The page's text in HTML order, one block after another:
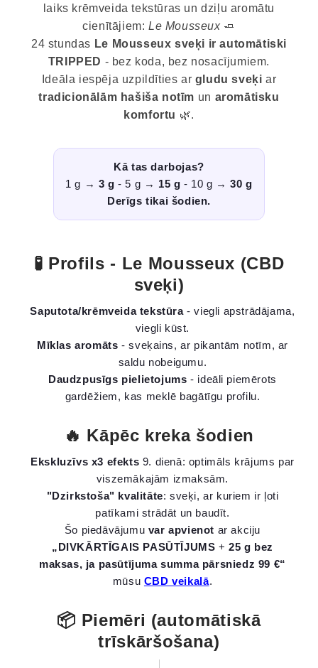
laiks krēmveida tekstūras un dziļu aromātu
cienītājiem: Le Mousseux🧈
24 stundas Le Mousseux sveķi ir automātiski
TRIPPED - bez koda, bez nosacījumiem.
Ideāla iespēja uzpildīties ar gludu sveķi ar
tradicionālām hašiša notīm un aromātisku
komfortu 🌿.
Kā tas darbojas?
1 g → 3 g - 5 g → 15 g - 10 g →30 g
Derīgs tikai šodien.
🧪 Profils - Le Mousseux (CBD
sveķi)
Saputota/krēmveida tekstūra- viegli apstrādājama,
viegli kūst.
Mīklas aromāts - sveķains, ar pikantām notīm, ar
saldu nobeigumu.
Daudzpusīgs pielietojums - ideāli piemērots
gardēžiem, kas meklē bagātīgu profilu.
🔥 Kāpēc kreka šodien
Ekskluzīvs x3 efekts 9. dienā: optimāls krājums par
viszemākajām izmaksām.
"Dzirkstoša" kvalitāte: sveķi, ar kuriem ir ļoti
patīkami strādāt un baudīt.
Šo piedāvājumu var apvienot ar akciju
„DIVKĀRTĪGAIS PASŪTĪJUMS +25 g bez
maksas, ja pasūtījuma summa pārsniedz 99 €“
mūsu CBD veikalā.
📦 Piemēri (automātiskā
trīskāršošana)